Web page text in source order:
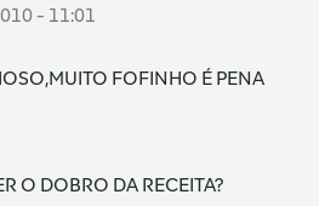
- 11:01
FOFINHO É PENA
O DOBRO DA RECEITA?